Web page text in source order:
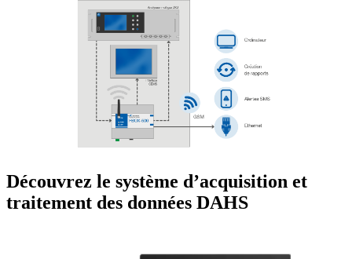
Découvrez le système d’acquisition et
traitement des données DAHS